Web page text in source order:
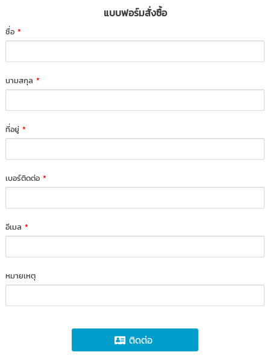
แบบฟอร์มสั่งซื้อ
ชื่อ*
นามสกุล*
ที่อยู่*
เบอร์ติดต่อ*
อีเมล*
หมายเหตุ
ติดต่อ